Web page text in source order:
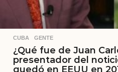
CUBA ,GENTE
¿Qué fue de Juan
presentador del
quedó en EEUU en